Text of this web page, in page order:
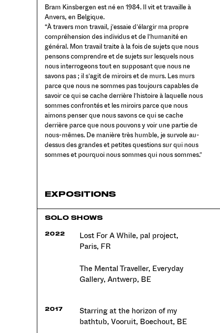
Bram Kinsbergen est né en 1984. Il vit et travaille à
Anvers, en Belgique.
“À travers mon travail, j’essaie d’élargir ma propre
compréhension des individus et de l’humanité en
général. Mon travail traite à la fois de sujets que nous
pensons comprendre et de sujets sur lesquels nous
nous interrogeons tout en supposant que nous ne
savons pas ; il s’agit de miroirs et de murs. Les murs
parce que nous ne sommes pas toujours capables de
savoir ce qui se cache derrière l’histoire à laquelle nous
sommes confrontés et les miroirs parce que nous
aimons penser que nous savons ce qui se cache
derrière parce que nous pouvons y voir une partie de
nous-mêmes. De manière très humble, je survole au-
dessus des grandes et petites questions sur qui nous
sommes et pourquoi nous sommes qui nous sommes.”
EXPOSITIONS
SOLO SHOWS
2022
Lost For A While, pal project,
Paris, FR
The Mental Traveller, Everyday
Gallery, Antwerp, BE
2017
Starring at the horizon of my
bathtub, Vooruit, Boechout, BE